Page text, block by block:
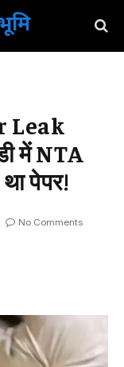
Leak
में NTA
पेपर!
No Comments